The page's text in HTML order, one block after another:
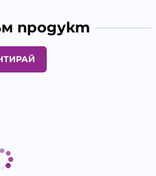
продукт